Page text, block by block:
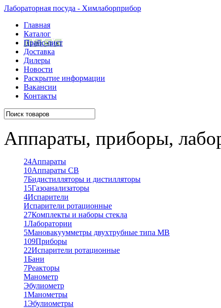
Лабораторная посуда - Химлаборприбор
Главная
Каталог
Прайс-лист
Доставка
Дилеры
Новости
Раскрытие информации
Вакансии
Контакты
Аппараты, приборы,
24Аппараты
10Аппараты СВ
7Бидистилляторы и дистилляторы
15Газоанализаторы
4Испарители
Испарители ротационные
27Комплекты и наборы стекла
1Лаборатории
5Мановакуумметры двухтрубные типа МВ
109Приборы
22Испарители ротационные
1Бани
7Реакторы
Манометр
Эбулиометр
1Манометры
1Эбулиометры